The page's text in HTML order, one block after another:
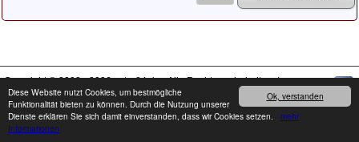
Ok, verstanden
Diese Website nutzt Cookies, um bestmögliche
Funktionalität bieten zu können. Durch die Nutzung unserer
Dienste erklären Sie sich damit einverstanden, dass wir Cookies setzen. mehr
Informationen
Copyright © 2008 - 2026cater24.de- Alle Rechte vorbehalten.Impressum
Produkte können von den Abbildungen abweichen. Druckfehler / Irrtümer sowie
Preis- und Sortimentänderungen vorbehalten.